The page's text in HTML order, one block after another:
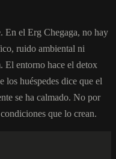
En el Erg Chegaga, no hay
ruido ambiental ni
El entorno hace el detox
los huéspedes dice que el
se ha calmado. No por
que lo crean.